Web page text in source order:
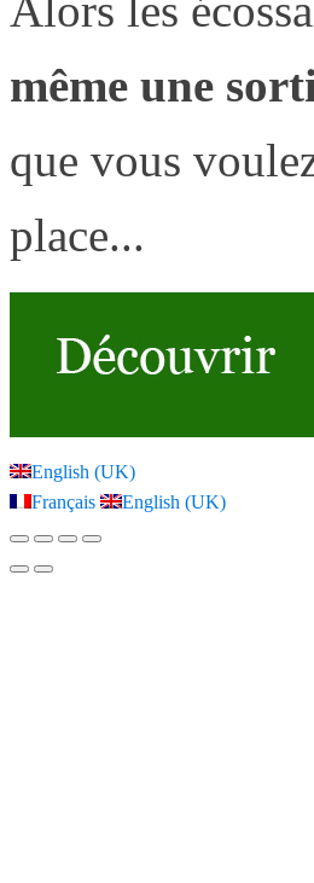
même une
que vous
place...
English (UK)
Français
English (UK)